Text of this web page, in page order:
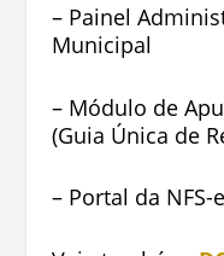
– Painel
Municipal
– Módulo de
(Guia Única de
– Portal da NFS-e